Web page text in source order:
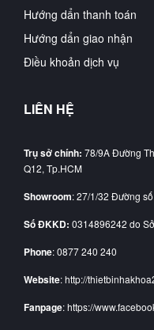
Hướng dẩn thanh toán
Hướng dẩn giao nhận
Điều khoản dịch vụ
LIÊN HỆ
Trụ sở chính: 78/9A Đường
Q12, Tp.HCM
Showroom: 27/1/32 Đường
Số ĐKKD: 0314896242 do
Phone: 0877 240 240
Website: http://
Fanpage: https://